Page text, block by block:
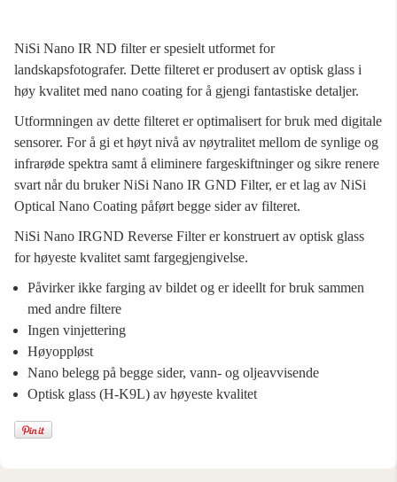
NiSi Nano IR ND filter er spesielt utformet for
landskapsfotografer. Dette filteret er produsert av optisk glass i
høy kvalitet med nano coating for å gjengi fantastiske detaljer.
Utformningen av dette filteret er optimalisert for bruk med digitale
sensorer. For å gi et høyt nivå av nøytralitet mellom de synlige og
infrarøde spektra samt å eliminere fargeskiftninger og sikre renere
svart når du bruker NiSi Nano IR GND Filter, er et lag av NiSi
Optical Nano Coating påført begge sider av filteret.
NiSi Nano IRGND Reverse Filter er konstruert av optisk glass
for høyeste kvalitet samt fargegjengivelse.
Påvirker ikke farging av bildet og er ideellt for bruk sammen
med andre filtere
Ingen vinjettering
Høyoppløst
Nano belegg på begge sider, vann- og oljeavvisende
Optisk glass (H-K9L) av høyeste kvalitet